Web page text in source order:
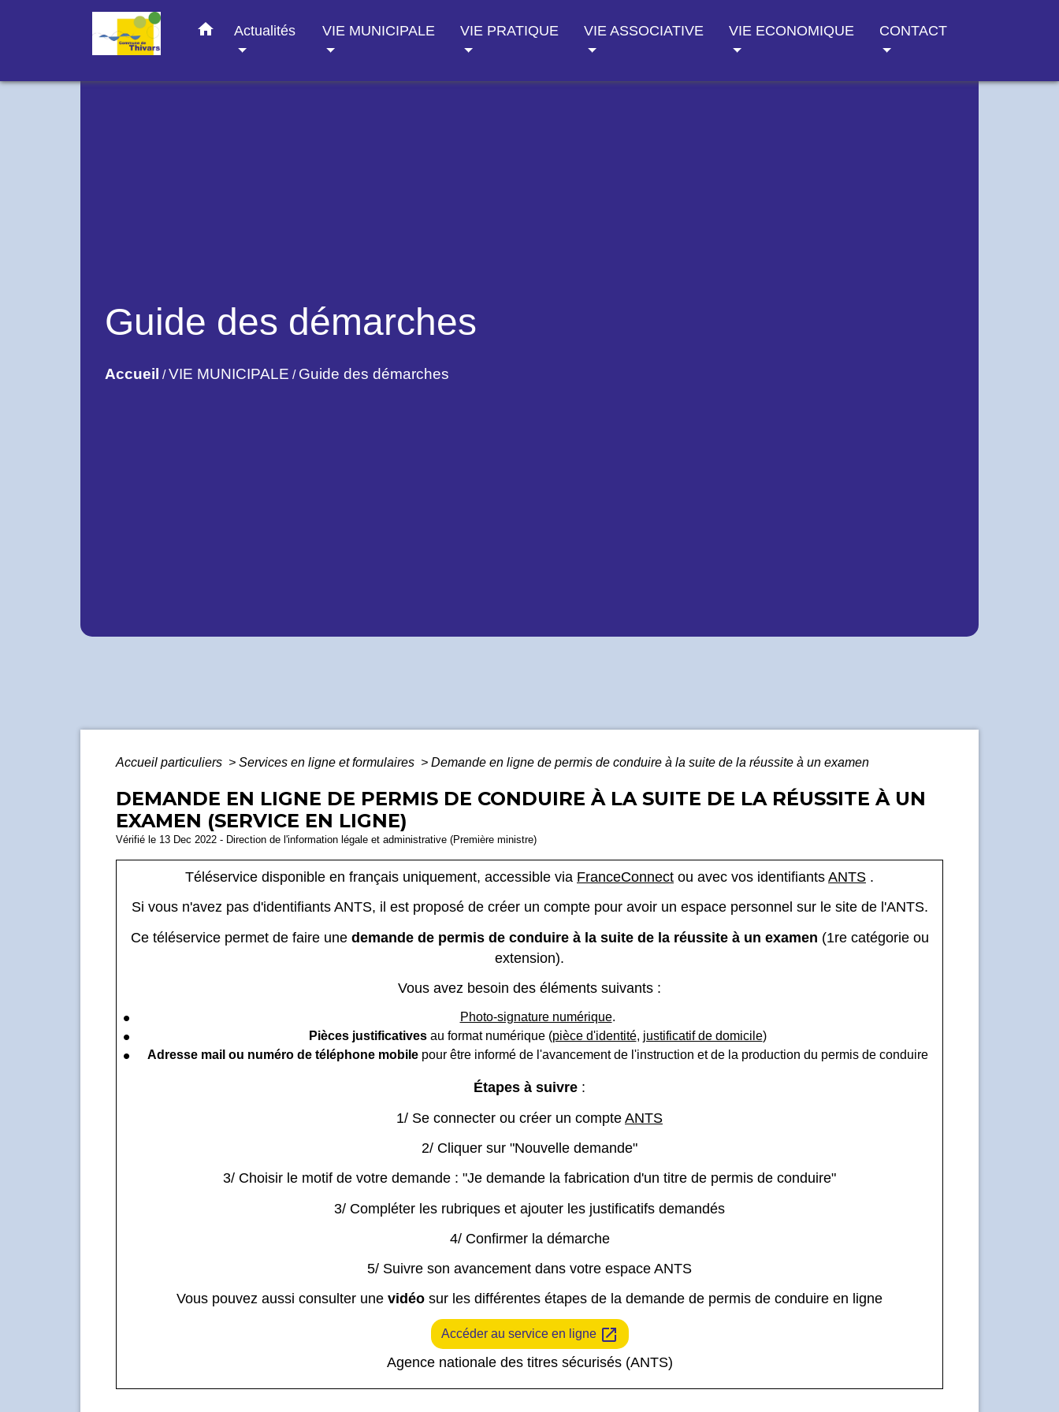
home Actualités VIE MUNICIPALE VIE PRATIQUE VIE ASSOCIATIVE VIE ECONOMIQUE CONTACT
Guide des démarches
Accueil /VIE MUNICIPALE / Guide des démarches
Accueil particuliers > Services en ligne et formulaires > Demande en ligne de permis de conduire à la suite de la réussite à un examen
DEMANDE EN LIGNE DE PERMIS DE CONDUIRE À LA SUITE DE LA RÉUSSITE À UN
EXAMEN (SERVICE EN LIGNE)
Vérifié le 13 Dec 2022 - Direction de l'information légale et administrative (Première ministre)
Téléservice disponible en français uniquement, accessible via FranceConnect ou avec vos identifiants ANTS .
Si vous n'avez pas d'identifiants ANTS, il est proposé de créer un compte pour avoir un espace personnel sur le site de l'ANTS.
Ce téléservice permet de faire une demande de permis de conduire à la suite de la réussite à un examen (1recatégorie ou
extension).
Vous avez besoin des éléments suivants :
Photo-signature numérique.
Pièces justificativesau format numérique (pièce d'identité, justificatif de domicile)
Adresse mail ou numéro de téléphone mobilepour être informé de l'avancement de l'instruction et de la production du permis de conduire
Étapes à suivre :
1/ Se connecter ou créer un compte ANTS
2/ Cliquer sur "Nouvelle demande"
3/ Choisir le motif de votre demande : "Je demande la fabrication d'un titre de permis de conduire"
3/ Compléter les rubriques et ajouter les justificatifs demandés
4/ Confirmer la démarche
5/ Suivre son avancement dans votre espace ANTS
Vous pouvez aussi consulter une vidéo sur les différentes étapes de la demande de permis de conduire en ligne
Accéder au service en ligne open_in_new
Agence nationale des titres sécurisés (ANTS)